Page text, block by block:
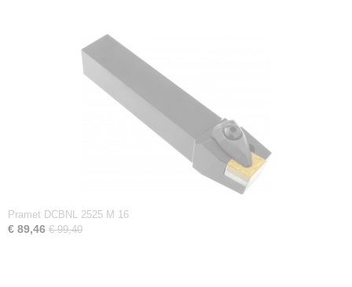
Pramet DCBNL 2525 M 16
€ 89,46 € 99,40